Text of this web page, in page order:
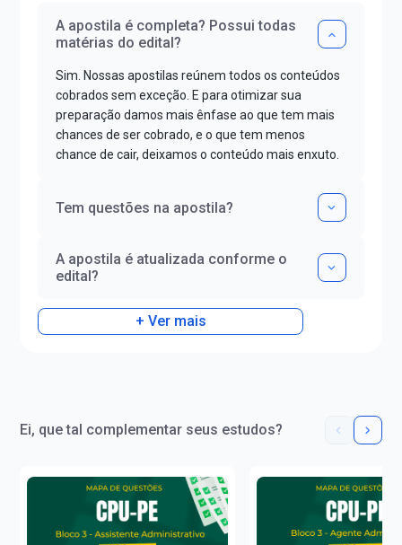
A apostila é completa? Possui todas
matérias do edital?
Sim. Nossas apostilas reúnem todos os conteúdos
cobrados sem exceção. E para otimizar sua
preparação damos mais ênfase ao que tem mais
chances de ser cobrado, e o que tem menos
chance de cair, deixamos o conteúdo mais enxuto.
Tem questões na apostila?
A apostila é atualizada conforme o
edital?
+ Ver mais
Ei, que tal complementar seus estudos?